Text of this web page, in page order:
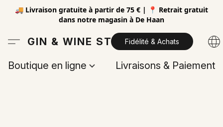
🚚 Livraison gratuite à partir de 75 € | 📍 Retrait gratuit
dans notre magasin à De Haan
GIN & WINE STOREFidélité & Achats
Boutique en ligne Livraisons & Paiements